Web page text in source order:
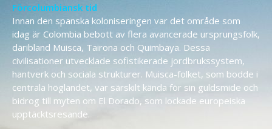
Förcolumbiansk tid
Innan den spanska koloniseringen var det område som
idag är Colombia bebott av flera avancerade ursprungsfolk,
däribland Muisca, Tairona och Quimbaya. Dessa
civilisationer utvecklade sofistikerade jordbrukssystem,
hantverk och sociala strukturer. Muisca-folket, som bodde i
centrala höglandet, var särskilt kända för sin guldsmide och
bidrog till myten om El Dorado, som lockade europeiska
upptäcktsresande.